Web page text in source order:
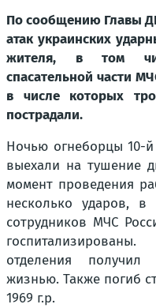
По сообщению Главы
атак украинских
жителя, в том
спасательной части
в числе которых
пострадали.
Ночью огнеборцы 10-й
выехали на тушение
момент проведения
несколько ударов, в
сотрудников МЧС
отделения
жизнью. Также погиб
1969 г.р.